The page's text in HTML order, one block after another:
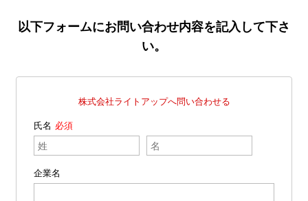
以下フォームにお問い合わせ内容を記入して下さ
い。
株式会社ライトアップへ問い合わせる
氏名
企業名